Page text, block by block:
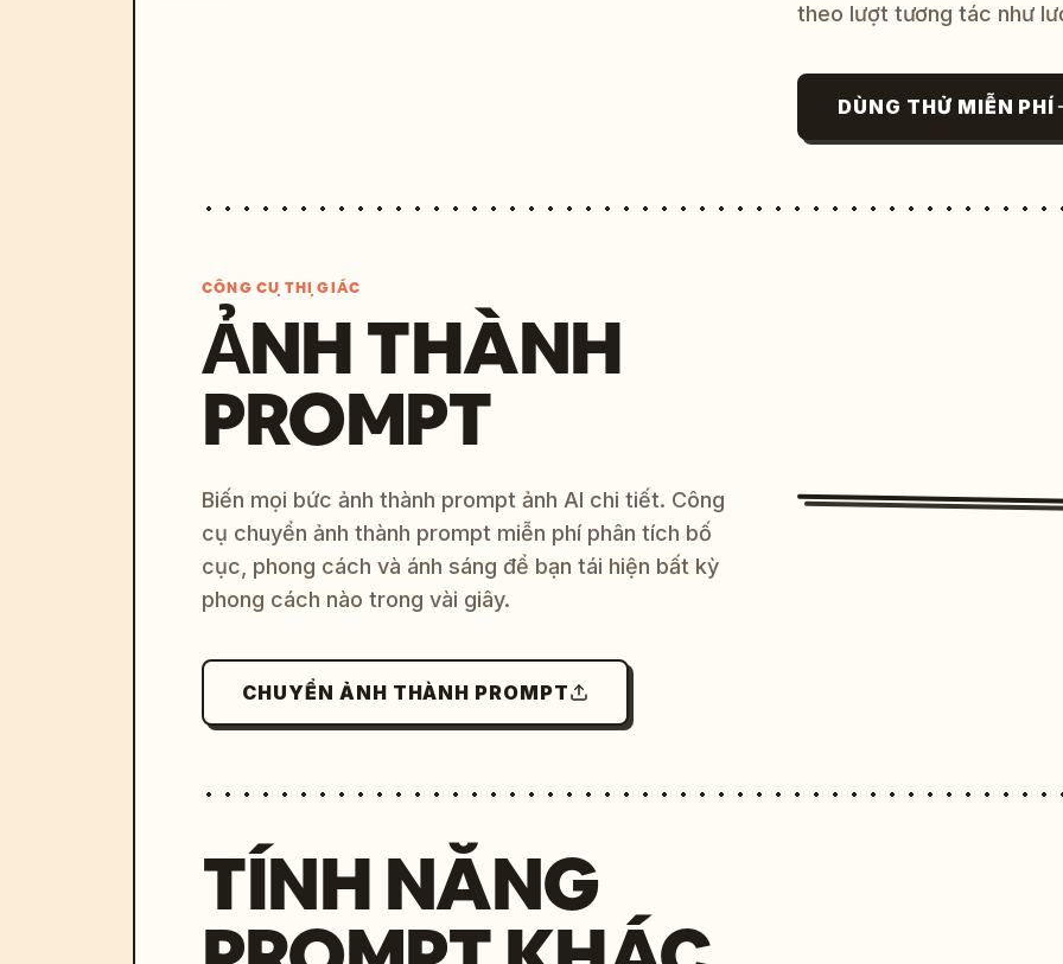
theo lượt tương tác như
DÙNG THỬ MIỄN PHÍ
CÔNG CỤ THỊ GIÁC
ẢNH THÀNH
PROMPT
Biến mọi bức ảnh thành prompt ảnh AI chi tiết. Công
cụ chuyển ảnh thành prompt miễn phí phân tích bố
cục, phong cách và ánh sáng để bạn tái hiện bất kỳ
phong cách nào trong vài giây.
CHUYỂN ẢNH THÀNH PROMPT
TÍNH NĂNG